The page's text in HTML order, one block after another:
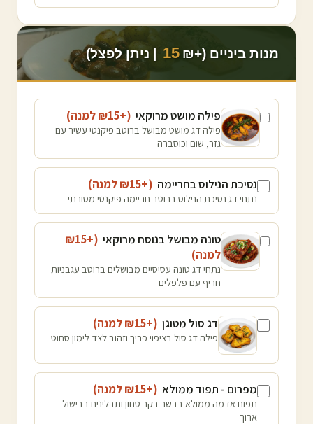
מנות ביניים (+₪ 15 | ניתן לפצל)
פילה מושט מרוקאי (+₪
15 למנה)
פילה דג מושט מבושל ברוטב פיקנטי עשיר עם
גזר, שום וכוסברה
נסיכת הנילוס בחריימה (+₪
15 למנה)
נתחי דג נסיכת הנילוס ברוטב חריימה פיקנטי מסורתי
טונה מבושל בנוסח מרוקאי (+₪
15
למנה)
נתחי דג טונה עסיסיים מבושלים ברוטב עגבניות
חריף עם פלפלים
דג סול מטוגן (+₪
15 למנה)
פילה דג סול בציפוי פריך וזהוב לצד לימון סחוט
מפרום - תפוד ממולא (+₪
15 למנה)
תפוח אדמה ממולא בבשר בקר טחון ותבלינים בבישול
ארוך